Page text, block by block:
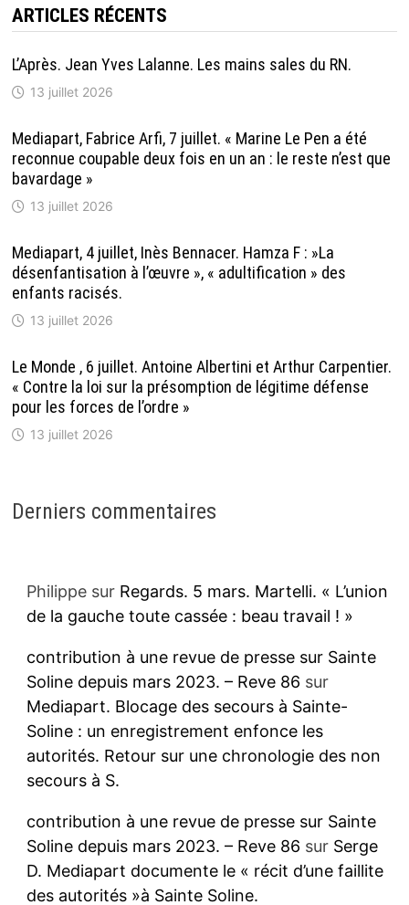
ARTICLES RÉCENTS
L’Après. Jean Yves Lalanne. Les mains sales du RN.
13 juillet 2026
Mediapart, Fabrice Arfi, 7 juillet. « Marine Le Pen a été
reconnue coupable deux fois en un an : le reste n’est que
bavardage »
13 juillet 2026
Mediapart, 4 juillet, Inès Bennacer. Hamza F : »La
désenfantisation à l’œuvre », « adultification » des
enfants racisés.
13 juillet 2026
Le Monde , 6 juillet. Antoine Albertini et Arthur Carpentier.
« Contre la loi sur la présomption de légitime défense
pour les forces de l’ordre »
13 juillet 2026
Derniers commentaires
Philippesur Regards. 5 mars. Martelli. « L’union
de la gauche toute cassée : beau travail ! »
contribution à une revue de presse sur Sainte
Soline depuis mars 2023. – Reve 86 sur
Mediapart. Blocage des secours à Sainte-
Soline : un enregistrement enfonce les
autorités. Retour sur une chronologie des non
secours à S.
contribution à une revue de presse sur Sainte
Soline depuis mars 2023. – Reve 86 sur Serge
D. Mediapart documente le « récit d’une faillite
des autorités »à Sainte Soline.